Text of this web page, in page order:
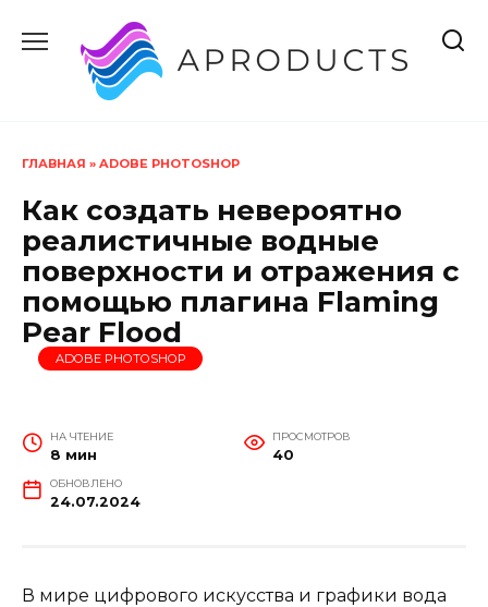
содержанию
ГЛАВНАЯ » ADOBE PHOTOSHOP
Как создать невероятно
реалистичные водные
поверхности и отражения с
помощью плагина Flaming
Pear Flood
ADOBE PHOTOSHOP
НА ЧТЕНИЕ
8 мин
ПРОСМОТРОВ
40
ОБНОВЛЕНО
24.07.2024
В мире цифрового искусства и графики вода